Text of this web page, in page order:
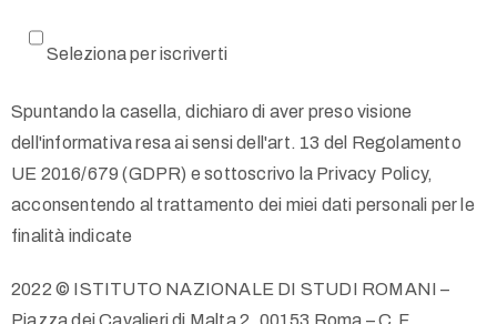
Seleziona per iscriverti
Spuntando la casella, dichiaro di aver preso visione
dell'informativa resa ai sensi dell'art. 13 del Regolamento
UE 2016/679 (GDPR) e sottoscrivo la Privacy Policy,
acconsentendo al trattamento dei miei dati personali per le
finalità indicate
2022 © ISTITUTO NAZIONALE DI STUDI ROMANI –
Piazza dei Cavalieri di Malta 2, 00153 Roma – C.F.